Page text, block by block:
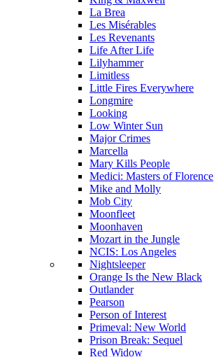
La Brea
Les Misérables
Les Revenants
Life After Life
Lilyhammer
Limitless
Little Fires Everywhere
Longmire
Looking
Low Winter Sun
Major Crimes
Marcella
Mary Kills People
Medici: Masters of Florence
Mike and Molly
Mob City
Moonfleet
Moonhaven
Mozart in the Jungle
NCIS: Los Angeles
Nightsleeper
Orange Is the New Black
Outlander
Pearson
Person of Interest
Primeval: New World
Prison Break: Sequel
Red Widow